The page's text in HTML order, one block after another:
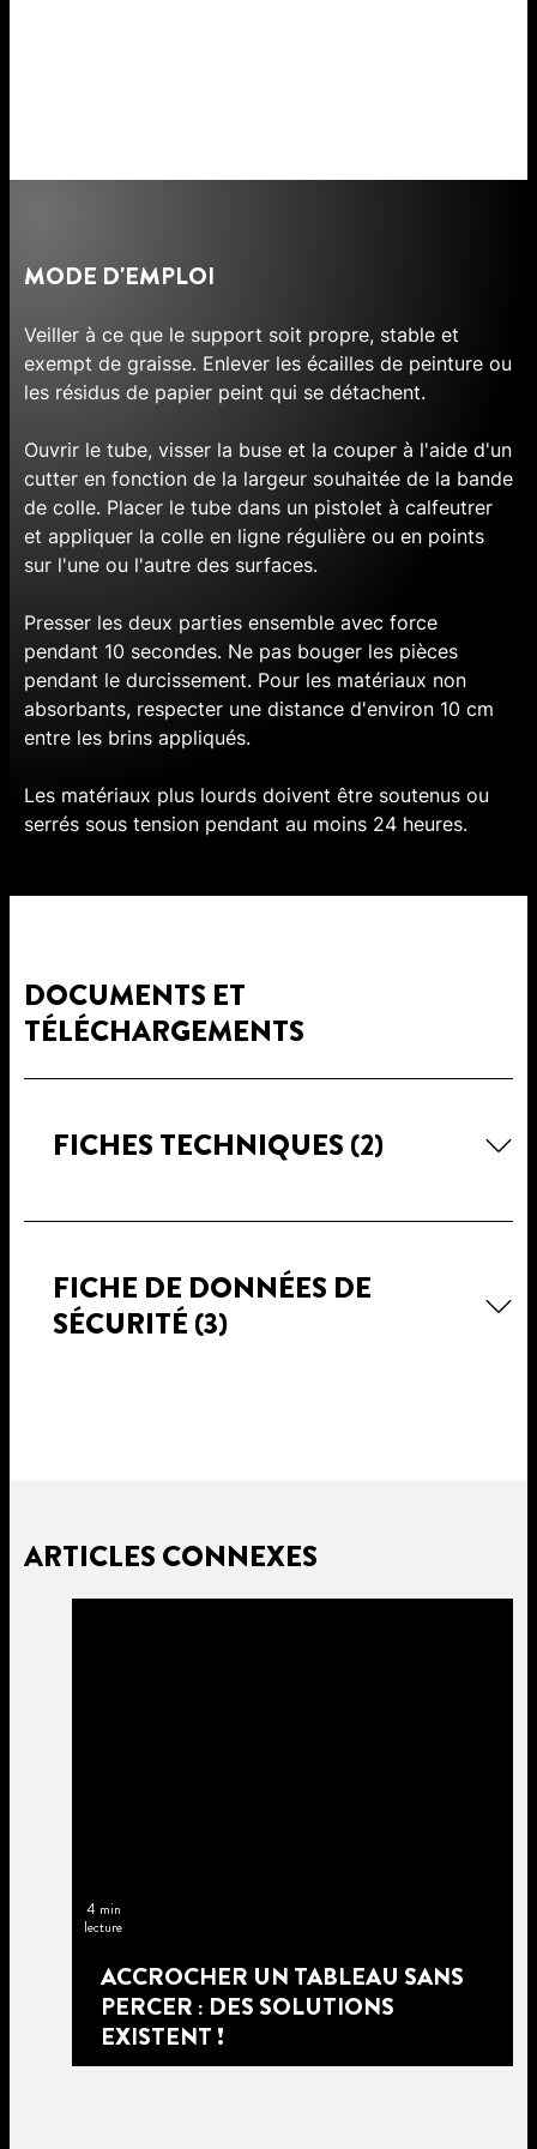
MODE D'EMPLOI
Veiller à ce que le support soit propre, stable et
exempt de graisse. Enlever les écailles de peinture ou
les résidus de papier peint qui se détachent.
Ouvrir le tube, visser la buse et la couper à l'aide d'un
cutter en fonction de la largeur souhaitée de la bande
de colle. Placer le tube dans un pistolet à calfeutrer
et appliquer la colle en ligne régulière ou en points
sur l'une ou l'autre des surfaces.
Presser les deux parties ensemble avec force
pendant 10 secondes. Ne pas bouger les pièces
pendant le durcissement. Pour les matériaux non
absorbants, respecter une distance d'environ 10 cm
entre les brins appliqués.
Les matériaux plus lourds doivent être soutenus ou
serrés sous tension pendant au moins 24 heures.
DOCUMENTS ET
TÉLÉCHARGEMENTS
FICHES TECHNIQUES (2)
FICHE DE DONNÉES DE
SÉCURITÉ (3)
ARTICLES CONNEXES
4 min
lecture
ACCROCHER UN TABLEAU SANS
PERCER : DES SOLUTIONS
EXISTENT !